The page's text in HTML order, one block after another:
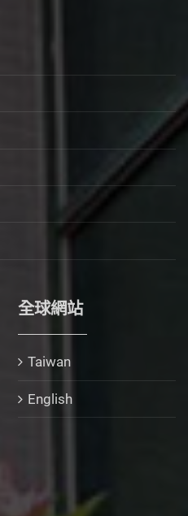
全球網站
Taiwan
English